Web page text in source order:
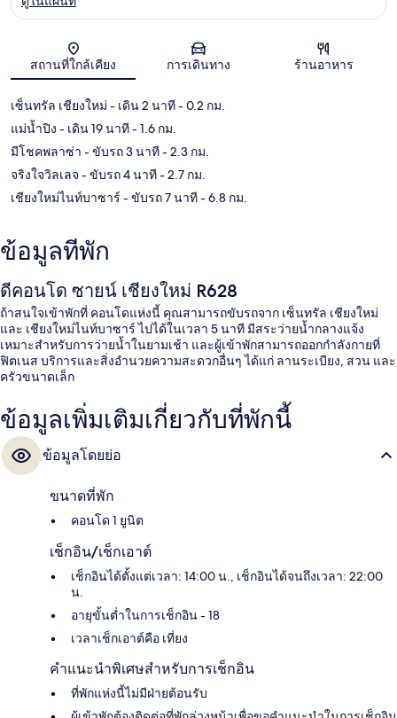
แผนที่
สถานที่ใกล้เคียง การเดินทาง ร้านอาหาร
เซ็นทรัล เชียงใหม่ - เดิน 2 นาที- 0.2 กม.
แม่น้ำปิง - เดิน 19 นาที- 1.6 กม.
มีโชคพลาซ่า - ขับรถ 3 นาที- 2.3 กม.
จริงใจวิลเลจ - ขับรถ 4 นาที- 2.7 กม.
เชียงใหม่ไนท์บาซาร์ - ขับรถ 7 นาที- 6.8 กม.
ข้อมูลที่พัก
ดีคอนโด ซายน์ เชียงใหม่ R628
ถ้าสนใจเข้าพักที่ คอนโดแห่งนี้ คุณสามารถขับรถจาก เซ็นทรัล เชียงใหม่
และ เชียงใหม่ไนท์บาซาร์ ไปได้ในเวลา 5 นาที มีสระว่ายน้ำกลางแจ้ง
เหมาะสำหรับการว่ายน้ำในยามเช้า และผู้เข้าพักสามารถออกกำลังกายที่
ฟิตเนส บริการและสิ่งอำนวยความสะดวกอื่นๆ ได้แก่ ลานระเบียง, สวน และ
ครัวขนาดเล็ก
ข้อมูลเพิ่มเติมเกี่ยวกับที่พักนี้
ข้อมูลโดยย่อ
ขนาดที่พัก
คอนโด 1 ยูนิต
เช็กอิน/เช็กเอาต์
เช็กอินได้ตั้งแต่เวลา: 14:00 น., เช็กอินได้จนถึงเวลา: 22:00
น.
อายุขั้นต่ำในการเช็กอิน - 18
เวลาเช็กเอาต์คือ เที่ยง
คำแนะนำพิเศษสำหรับการเช็กอิน
ที่พักแห่งนี้ไม่มีฝ่ายต้อนรับ